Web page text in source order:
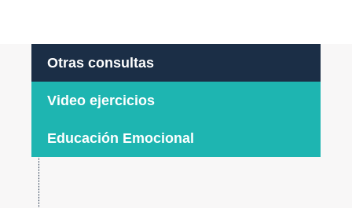
Otras consultas
Video ejercicios
Educación Emocional